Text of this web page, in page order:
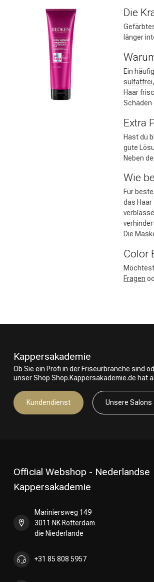
Die
länger
Ein
sulfatfrei,
Haar
Schäden
Extra
Hast du
gute
Neben
Wie
Für
das Haar
Die
Color
Fragen
Kappersakademie
Ob Sie ein Profi in der Friseurbranche sind
unser Shop Shop.Kappersakademie.de hat
Kundendienst Unsere Salons
Official Webshop - Nederlandse
Kappersakademie
Mariniersweg 149
3011 NK Rotterdam
die Niederlande
+31 85 808 5957